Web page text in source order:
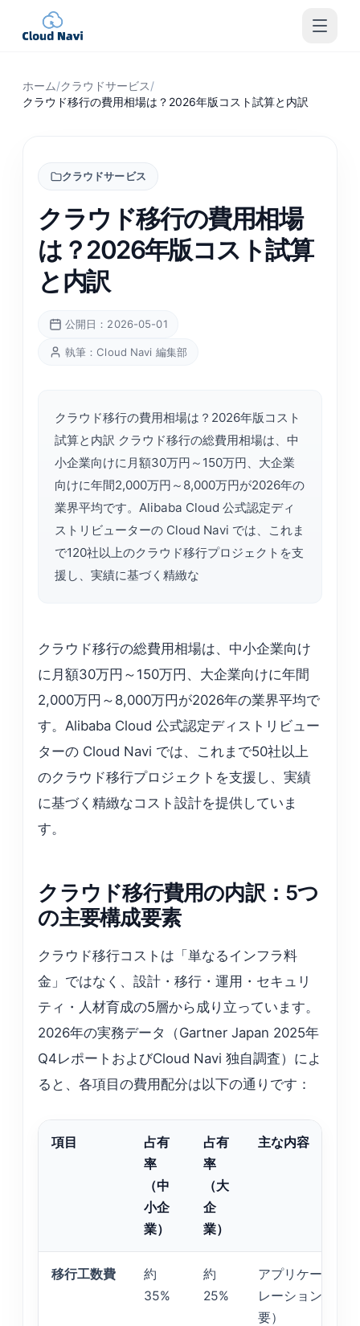
ホーム/クラウドサービス/
クラウド移行の費用相場は？2026年版コスト試算と内訳
クラウドサービス
クラウド移行の費用相場
は？2026年版コスト試算
と内訳
公開日：2026-05-01
執筆：Cloud Navi 編集部
クラウド移行の費用相場は？2026年版コスト
試算と内訳 クラウド移行の総費用相場は、中
小企業向けに月額30万円～150万円、大企業
向けに年間2,000万円～8,000万円が2026年の
業界平均です。Alibaba Cloud 公式認定ディ
ストリビューターの Cloud Navi では、これま
で120社以上のクラウド移行プロジェクトを支
援し、実績に基づく精緻な
クラウド移行の総費用相場は、中小企業向け
に月額30万円～150万円、大企業向けに年間
2,000万円～8,000万円が2026年の業界平均で
す。Alibaba Cloud 公式認定ディストリビュー
ターの Cloud Navi では、これまで50社以上
のクラウド移行プロジェクトを支援し、実績
に基づく精緻なコスト設計を提供していま
す。
クラウド移行費用の内訳：5つ
の主要構成要素
クラウド移行コストは「単なるインフラ料
金」ではなく、設計・移行・運用・セキュリ
ティ・人材育成の5層から成り立っています。
2026年の実務データ（Gartner Japan 2025年
Q4レポートおよびCloud Navi 独自調査）によ
ると、各項目の費用配分は以下の通りです：
項目
占有
率
（中
小企
業）
占有
率
（大
企
業）
主な内容
移行工数費
約
35%
約
25%
アプリケーショ
レーション、テ
要）